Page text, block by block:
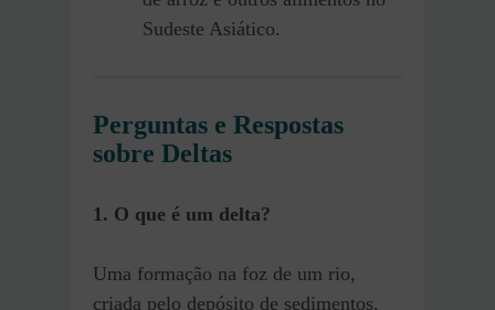
Sudeste Asiático.
Perguntas e Respostas
sobre Deltas
1. O que é um delta?
Uma formação na foz de um rio,
criada pelo depósito de sedimentos.